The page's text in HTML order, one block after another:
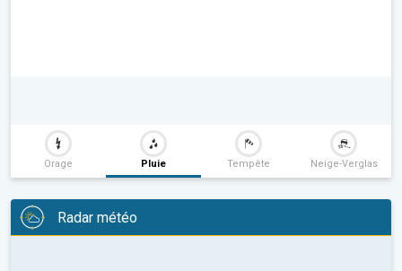
Orage Pluie Tempête Neige-Verglas
Radar météo